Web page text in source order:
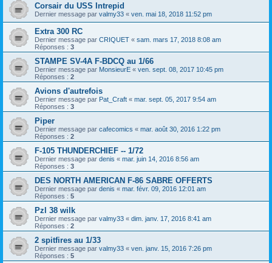
Corsair du USS Intrepid
Dernier message par valmy33 « ven. mai 18, 2018 11:52 pm
Extra 300 RC
Dernier message par CRIQUET « sam. mars 17, 2018 8:08 am
Réponses : 3
STAMPE SV-4A F-BDCQ au 1/66
Dernier message par MonsieurE « ven. sept. 08, 2017 10:45 pm
Réponses : 2
Avions d'autrefois
Dernier message par Pat_Craft « mar. sept. 05, 2017 9:54 am
Réponses : 3
Piper
Dernier message par cafecomics « mar. août 30, 2016 1:22 pm
Réponses : 2
F-105 THUNDERCHIEF -- 1/72
Dernier message par denis « mar. juin 14, 2016 8:56 am
Réponses : 3
DES NORTH AMERICAN F-86 SABRE OFFERTS
Dernier message par denis « mar. févr. 09, 2016 12:01 am
Réponses : 5
Pzl 38 wilk
Dernier message par valmy33 « dim. janv. 17, 2016 8:41 am
Réponses : 2
2 spitfires au 1/33
Dernier message par valmy33 « ven. janv. 15, 2016 7:26 pm
Réponses : 5